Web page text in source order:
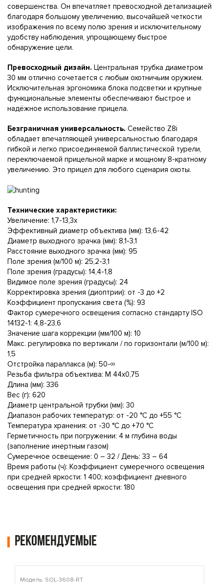
совершенства. Он впечатляет превосходной детализацией
благодаря большому увеличению, высочайшей четкости
изображения по всему полю зрения и исключительному
удобству наблюдения, упрощающему быстрое
обнаружение цели.
Превосходный дизайн. Центральная трубка диаметром
30 мм отлично сочетается с любым охотничьим оружием.
Исключительная эргономика блока подсветки и крупные
функциональные элементы обеспечивают быстрое и
надёжное использование прицела.
Безграничная универсальность. Семейство Z8i
обладает впечатляющей универсальностью благодаря
гибкой и легко присоединяемой баллистической турели,
переключаемой прицельной марке и мощному 8-кратному
увеличению. Это прицел для любого сценария охоты.
Технические характеристики:
Увеличение: 1,7-13,3x
Эффективный диаметр объектива (мм): 13,6-42
Диаметр выходного зрачка (мм): 8,1-3,1
Расстояние выходного зрачка (мм): 95
Поле зрения (м/100 м): 25,2-3,1
Поле зрения (градусы): 14,4-1,8
Видимое поле зрения (градусы): 24
Корректировка зрения (диоптрии): от -3 до +2
Коэффициент пропускания света (%): 93
Фактор сумеречного освещения согласно стандарту ISO
14132-1: 4,8-23,6
Значение шага коррекции (мм/100 м): 10
Макс. регулировка по вертикали / по горизонтали (м/100 м):
1,5
Отстройка параллакса (м): 50-∞
Резьба фильтра объектива: M 44x0,75
Длина (мм): 336
Вес (г): 620
Диаметр центральной трубки (мм): 30
Диапазон рабочих температур: от -20 °C до +55 °C
Температура хранения: от -30 °C до +70 °C
Герметичность при погружении: 4 м глубина воды
(заполнение инертным газом)
Сумеречное освещение: 0 – 32 / День: 33 – 64
Время работы (ч): Коэффициент сумеречного освещения
при средней яркости: 1 400; коэффициент дневного
освещения при средней яркости: 180
Рекомендуемые
Модель: SOL-3608-RT